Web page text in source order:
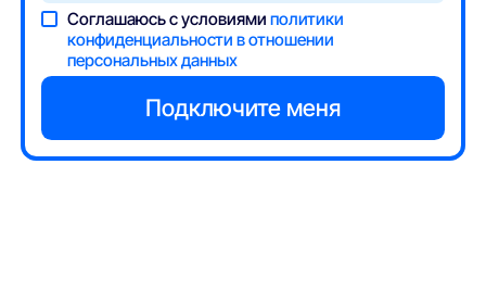
Соглашаюсь с условиямиполитики
конфиденциальности в отношении
персональных данных